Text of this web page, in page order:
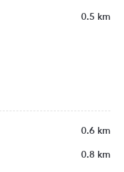
0.5 km
0.6 km
0.8 km